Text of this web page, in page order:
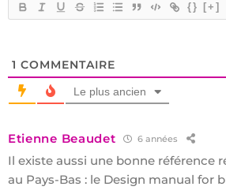
{} [+]
1 COMMENTAIRE
Le plus ancien
Etienne Beaudet 6 années
Il existe aussi une bonne référence
au Pays-Bas : le Design manual for